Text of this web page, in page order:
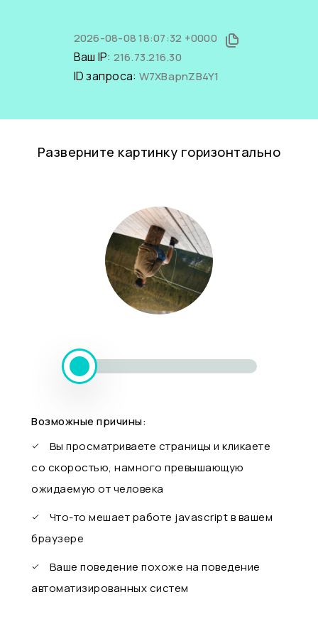
2026-08-08 18:07:32 +0000
Ваш IP: 216.73.216.30
ID запроса: W7XBapnZB4Y1
Разверните картинку горизонтально
Возможные причины:
Вы просматриваете страницы и кликаете
со скоростью, намного превышающую
ожидаемую от человека
Что-то мешает работе javascript в вашем
браузере
Ваше поведение похоже на поведение
автоматизированных систем